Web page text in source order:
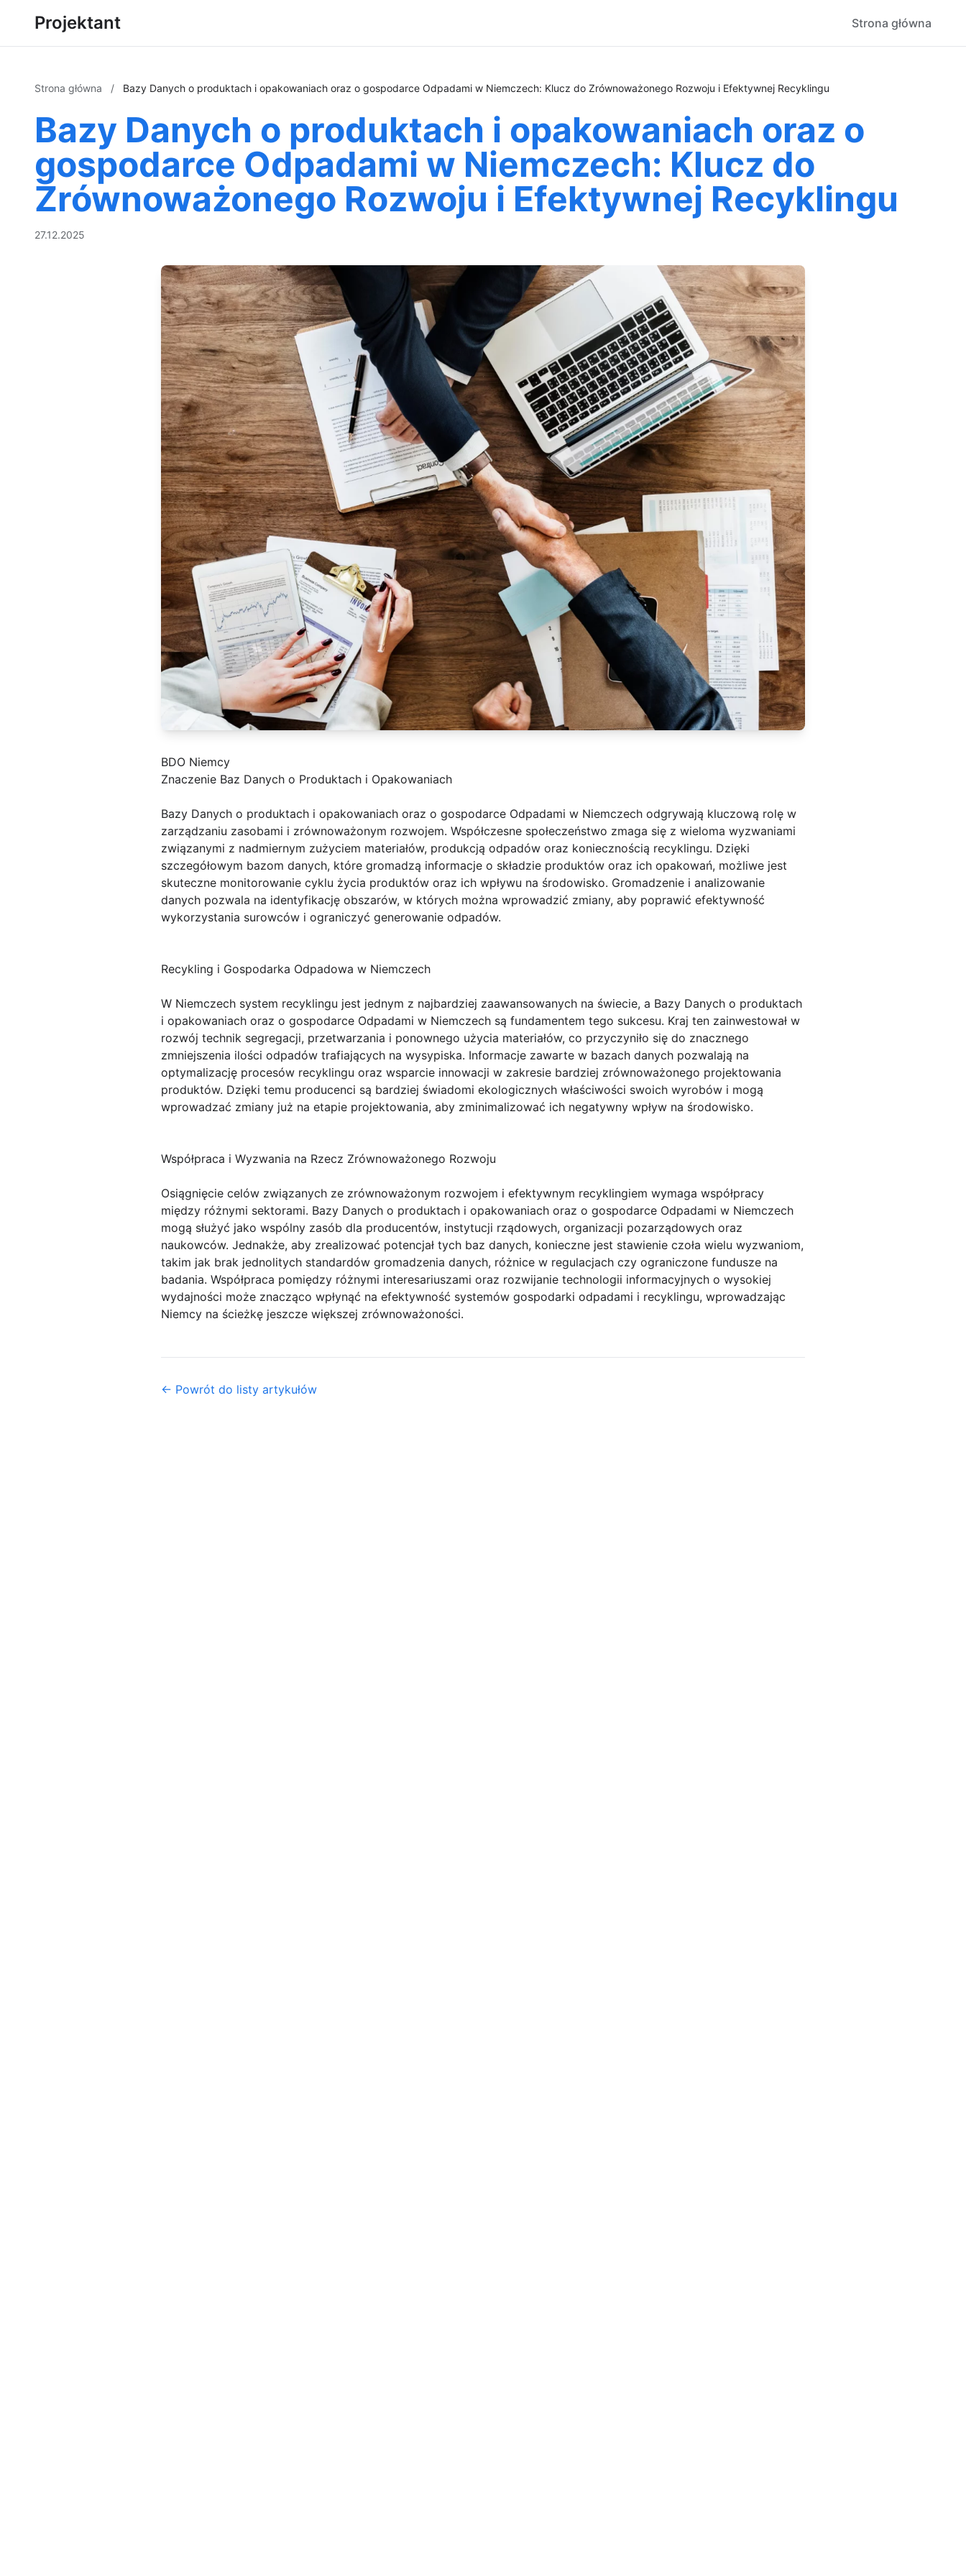
Projektant Strona główna
Strona główna / Bazy Danych o produktach i opakowaniach oraz o gospodarce Odpadami w Niemczech: Klucz do Zrównoważonego Rozwoju i Efektywnej Recyklingu
Bazy Danych o produktach i opakowaniach oraz o
gospodarce Odpadami w Niemczech: Klucz do
Zrównoważonego Rozwoju i Efektywnej Recyklingu
27.12.2025
BDO Niemcy
Znaczenie Baz Danych o Produktach i Opakowaniach
Bazy Danych o produktach i opakowaniach oraz o gospodarce Odpadami w Niemczech odgrywają kluczową rolę w
zarządzaniu zasobami i zrównoważonym rozwojem. Współczesne społeczeństwo zmaga się z wieloma wyzwaniami
związanymi z nadmiernym zużyciem materiałów, produkcją odpadów oraz koniecznością recyklingu. Dzięki
szczegółowym bazom danych, które gromadzą informacje o składzie produktów oraz ich opakowań, możliwe jest
skuteczne monitorowanie cyklu życia produktów oraz ich wpływu na środowisko. Gromadzenie i analizowanie
danych pozwala na identyfikację obszarów, w których można wprowadzić zmiany, aby poprawić efektywność
wykorzystania surowców i ograniczyć generowanie odpadów.
Recykling i Gospodarka Odpadowa w Niemczech
W Niemczech system recyklingu jest jednym z najbardziej zaawansowanych na świecie, a Bazy Danych o produktach
i opakowaniach oraz o gospodarce Odpadami w Niemczech są fundamentem tego sukcesu. Kraj ten zainwestował w
rozwój technik segregacji, przetwarzania i ponownego użycia materiałów, co przyczyniło się do znacznego
zmniejszenia ilości odpadów trafiających na wysypiska. Informacje zawarte w bazach danych pozwalają na
optymalizację procesów recyklingu oraz wsparcie innowacji w zakresie bardziej zrównoważonego projektowania
produktów. Dzięki temu producenci są bardziej świadomi ekologicznych właściwości swoich wyrobów i mogą
wprowadzać zmiany już na etapie projektowania, aby zminimalizować ich negatywny wpływ na środowisko.
Współpraca i Wyzwania na Rzecz Zrównoważonego Rozwoju
Osiągnięcie celów związanych ze zrównoważonym rozwojem i efektywnym recyklingiem wymaga współpracy
między różnymi sektorami. Bazy Danych o produktach i opakowaniach oraz o gospodarce Odpadami w Niemczech
mogą służyć jako wspólny zasób dla producentów, instytucji rządowych, organizacji pozarządowych oraz
naukowców. Jednakże, aby zrealizować potencjał tych baz danych, konieczne jest stawienie czoła wielu wyzwaniom,
takim jak brak jednolitych standardów gromadzenia danych, różnice w regulacjach czy ograniczone fundusze na
badania. Współpraca pomiędzy różnymi interesariuszami oraz rozwijanie technologii informacyjnych o wysokiej
wydajności może znacząco wpłynąć na efektywność systemów gospodarki odpadami i recyklingu, wprowadzając
Niemcy na ścieżkę jeszcze większej zrównoważoności.
← Powrót do listy artykułów